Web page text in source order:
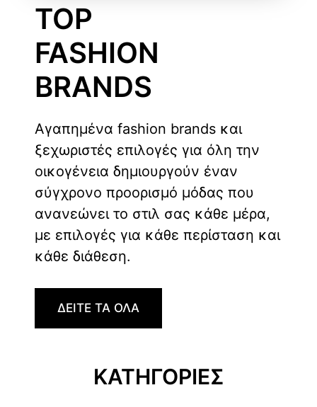
TOP
FASHION
BRANDS
Αγαπημένα fashion brands και
ξεχωριστές επιλογές για όλη την
οικογένεια δημιουργούν έναν
σύγχρονο προορισμό μόδας που
ανανεώνει το στιλ σας κάθε μέρα,
με επιλογές για κάθε περίσταση και
κάθε διάθεση.
ΔΕΙΤΕ ΤΑ ΟΛΑ
ΚΑΤΗΓΟΡΙΕΣ